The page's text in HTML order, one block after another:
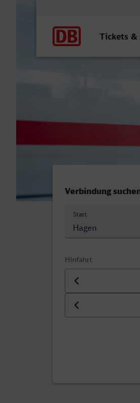
Tickets &
Hagen Hbf -
Verbindung
Start
Hinfahrt
Datum der Hinfahrt
Uhrzeit der Hinfahrt